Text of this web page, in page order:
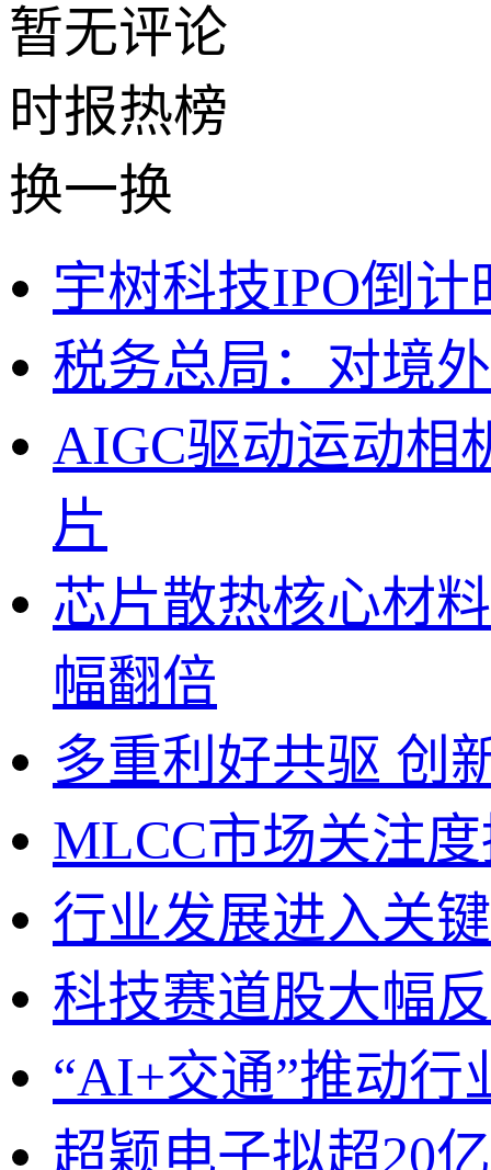
暂无评论
时报热榜
换一换
宇树科技IPO倒
税务总局：对境
AIGC驱动运动相
片
芯片散热核心材
幅翻倍
多重利好共驱 创
MLCC市场关注
行业发展进入关
科技赛道股大幅
“AI+交通”推动行
超颖电子拟超20